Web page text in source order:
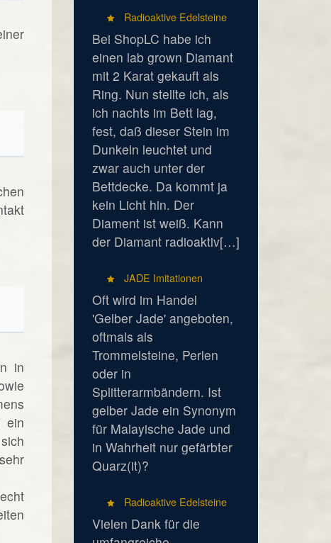
in
ein
Radioaktive Edelsteine
Bei ShopLC habe ich
einen lab grown Diamant
mit 2 Karat gekauft als
Ring. Nun stellte ich, als
ich nachts im Bett lag,
fest, daß dieser Stein im
Dunkeln leuchtet und
zwar auch unter der
Bettdecke. Da kommt ja
kein Licht hin. Der
Diament ist weiß. Kann
der Diamant radioaktiv[…]
JADE Imitationen
Oft wird im Handel
'Gelber Jade' angeboten,
oftmals als
Trommelsteine, Perlen
oder in
Splitterarmbändern. Ist
gelber Jade ein Synonym
für Malayische Jade und
in Wahrheit nur gefärbter
Quarz(it)?
Radioaktive Edelsteine
Vielen Dank für die